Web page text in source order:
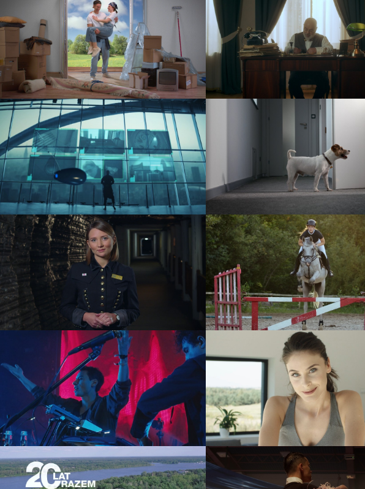
Kapica – Zaufanie na lata
reklama
Fundacja Zwierz
reklama
Korbowód – Clean Out
teledysk
Yeelight
reklama
Kopalnia Soli “Wieliczka” –
Przewodnicy
reklama
PetsDiag – Beesfund
dokument
KAMP! Live
event teledysk
Elitum
reklama